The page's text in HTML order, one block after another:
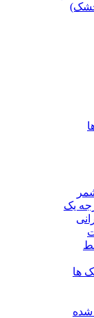
خشک)
یک
ها
شده